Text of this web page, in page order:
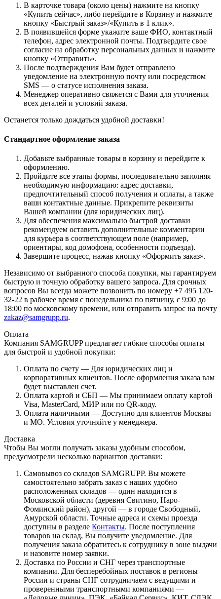
В карточке товара (около цены) нажмите на кнопку
«Купить сейчас», либо перейдите в Корзину и нажмите
кнопку «Быстрый заказ»/«Купить в 1 клик».
В появившейся форме укажите ваше ФИО, контактный
телефон, адрес электронной почты. Подтвердите свое
согласие на обработку персональных данных и нажмите
кнопку «Отправить».
После подтверждения Вам будет отправлено
уведомление на электронную почту или посредством
SMS — о статусе исполнения заказа.
Менеджер оперативно свяжется с Вами для уточнения
всех деталей и условий заказа.
Останется только дождаться удобной доставки!
Стандартное оформление заказа
Добавьте выбранные товары в корзину и перейдите к
оформлению.
Пройдите все этапы формы, последовательно заполняя
необходимую информацию: адрес доставки,
предпочтительный способ получения и оплаты, а также
ваши контактные данные. Прикрепите реквизиты
Вашей компании (для юридических лиц).
Для обеспечения максимально быстрой доставки
рекомендуем оставить дополнительные комментарии
для курьера в соответствующем поле (например,
ориентиры, код домофона, особенности подъезда).
Завершите процесс, нажав кнопку «Оформить заказ».
Независимо от выбранного способа покупки, мы гарантируем
быструю и точную обработку вашего запроса. Для срочных
вопросов Вы всегда можете позвонить по номеру +7 495 120-
32-22 в рабочее время с понедельника по пятницу, с 9:00 до
18:00 по московскому времени, или отправить запрос на почту
zakaz@samgrupp.ru.
Оплата
Компания SAMGRUPP предлагает гибкие способы оплаты
для быстрой и удобной покупки:
Оплата по счету — Для юридических лиц и
корпоративных клиентов. После оформления заказа вам
будет выставлен счет.
Оплата картой и СБП — Мы принимаем оплату картой
Visa, MasterCard, МИР или по QR-коду.
Оплата наличными — Доступно для клиентов Москвы
и МО. Условия уточняйте у менеджера.
Доставка
Чтобы Вы могли получать заказы удобным способом,
предусмотрели несколько вариантов доставки:
Самовывоз со складов SAMGRUPP. Вы можете
самостоятельно забрать заказ с наших удобно
расположенных складов — один находится в
Московской области (деревня Свитино, Наро-
Фоминский район), другой — в городе Свободный,
Амурской области. Точные адреса и схемы проезда
доступны в разделе Контакты. После поступления
товаров на склад, Вы получите уведомление. Для
получения заказа обратитесь к сотруднику в зоне выдачи
и назовите номер заявки.
Доставка по России и СНГ через транспортные
компании. Для бесперебойных поставок в регионы
России и страны СНГ сотрудничаем с ведущими и
проверенными транспортными компаниями —